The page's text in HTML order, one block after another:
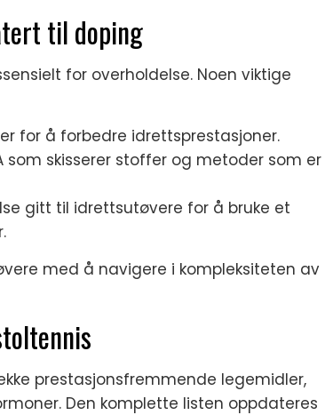
til doping
for overholdelse. Noen viktige
for å forbedre idrettsprestasjoner.
som skisserer stoffer og metoder som er
gitt til idrettsutøvere for å bruke et
med å navigere i kompleksiteten av
prestasjonsfremmende legemidler,
Den komplette listen oppdateres